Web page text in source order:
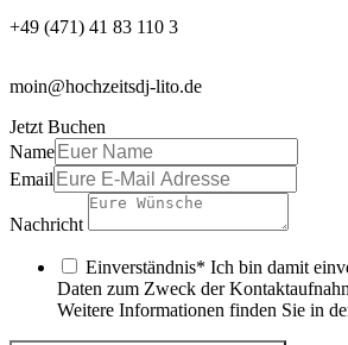
+49 (471) 41 83 110 3
moin@hochzeitsdj-lito.de
Jetzt Buchen
Name
Email
Nachricht
Einverständnis* Ich bin damit
Daten zum Zweck der
Weitere Informationen finden Sie in